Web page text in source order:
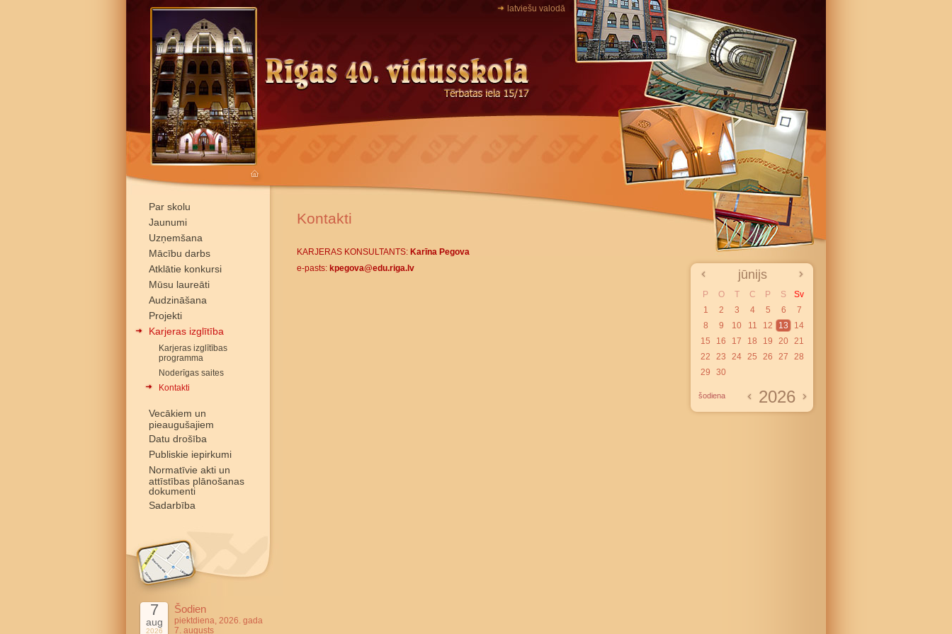
latviešu valodā
Par skolu
Jaunumi
Uzņemšana
Mācību darbs
Atklātie konkursi
Mūsu laureāti
Audzināšana
Projekti
Karjeras izglītība
Karjeras izglītības
programma
Noderīgas saites
Kontakti
Vecākiem un
pieaugušajiem
Datu drošība
Publiskie iepirkumi
Normatīvie akti un
attīstības plānošanas
dokumenti
Sadarbība
7
aug
2026
Šodien
piektdiena, 2026. gada
7. augusts
Kontakti
KARJERAS KONSULTANTS: Karīna Pegova
e-pasts: kpegova@edu.riga.lv jūnijs
P O T C P S
Sv
1
2 3 4 5 6
7
8
9 10 11 12 13
14
15
16 17 18 19 20 21
22
23 24 25 26 27
28
29
30
šodiena 2026